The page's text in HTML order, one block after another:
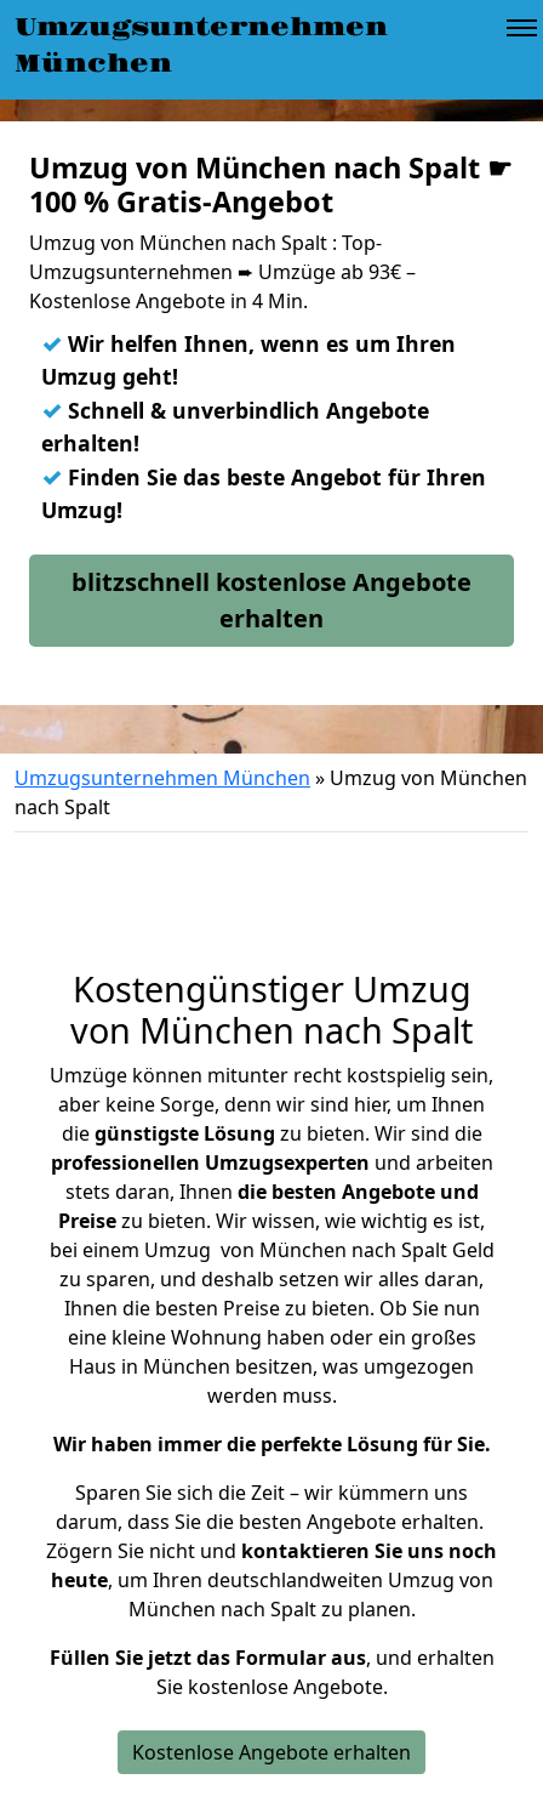
Umzugsunternehmen
München
Umzug von München nach Spalt ☛
100 % Gratis-Angebot
Umzug von München nach Spalt : Top-
Umzugsunternehmen ➨ Umzüge ab 93€ –
Kostenlose Angebote in 4 Min.
✓ Wir helfen Ihnen, wenn es um Ihren
Umzug geht!
✓ Schnell & unverbindlich Angebote
erhalten!
✓ Finden Sie das beste Angebot für Ihren
Umzug!
blitzschnell kostenlose Angebote
erhalten
Umzugsunternehmen München » Umzug von München
nach Spalt
Kostengünstiger Umzug
von München nach Spalt
Umzüge können mitunter recht kostspielig sein,
aber keine Sorge, denn wir sind hier, um Ihnen
diegünstigste Lösung zu bieten. Wir sind die
professionellen Umzugsexperten und arbeiten
stets daran, Ihnen die besten Angebote und
Preisezu bieten. Wir wissen, wie wichtig es ist,
bei einem Umzug von München nach Spalt Geld
zu sparen, und deshalb setzen wir alles daran,
Ihnen die besten Preise zu bieten. Ob Sie nun
eine kleine Wohnung haben oder ein großes
Haus in München besitzen, was umgezogen
werden muss.
Wir haben immer die perfekte Lösung für Sie.
Sparen Sie sich die Zeit – wir kümmern uns
darum, dass Sie die besten Angebote erhalten.
Zögern Sie nicht und kontaktieren Sie uns noch
heute, um Ihren deutschlandweiten Umzug von
München nach Spalt zu planen.
Füllen Sie jetzt das Formular aus, und erhalten
Sie kostenlose Angebote.
Kostenlose Angebote erhalten